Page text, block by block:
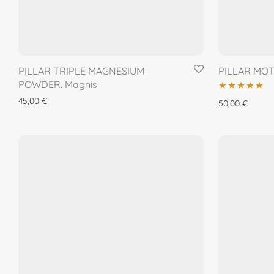
PILLAR TRIPLE MAGNESIUM
POWDER. Magnis
45,00 €
PILLAR
Įvertinimas:
50,00 €